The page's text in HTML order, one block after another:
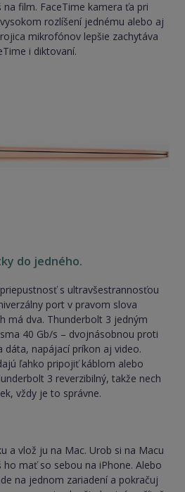
film. FaceTime kamera ťa pri
rozlíšení jednému alebo aj
mikrofónov lepšie zachytáva
i diktovaní.
do jedného.
s ultravšestrannosťou
port v pravom slova
má dva. Thunderbolt 3 jedným
40 Gb/s – dvojnásobnou proti
dáta, napájací príkon aj video.
ľahko pripojiť káblom alebo
3 reverzibilný, takže nech
vždy je to správne.
a vlož ju na Mac. Urob si na Macu
ho mať so sebou na iPhone. Alebo
na jednom zariadení a pokračuj